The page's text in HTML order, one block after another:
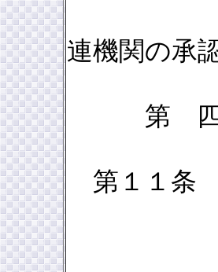
但し、
連機関の承
第
第１１条
１
２